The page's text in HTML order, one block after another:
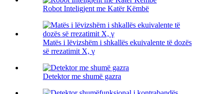
Robot Inteligjent me Katër Këmbë
Matës i lëvizshëm i shkallës ekuivalente të dozës
së rrezatimit X, γ
Detektor me shumë gazra